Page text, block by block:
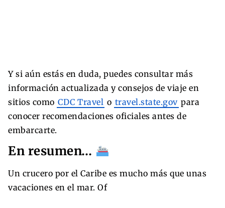
Y si aún estás en duda, puedes consultar más
información actualizada y consejos de viaje en
sitios como CDC Travel o travel.state.gov para
conocer recomendaciones oficiales antes de
embarcarte.
En resumen…
Un crucero por el Caribe es mucho más que unas
vacaciones en el mar. Of